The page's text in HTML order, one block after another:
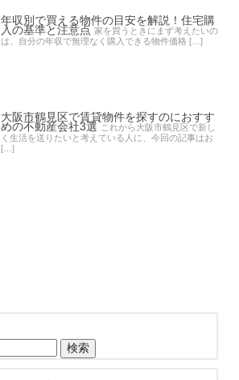
年収別で買える物件の目安を解説！住宅購
入の基準と注意点 家を買うときにまず考えたいの
は、自分の年収で無理なく購入できる物件価格 […]
大阪市鶴見区で賃貸物件を探すのにおすす
めの不動産会社3選 これから大阪市鶴見区で新し
く生活を送りたいと考えている人に、今回の記事はお
[…]